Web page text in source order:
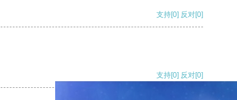
支持[0] 反对[0]
支持[0] 反对[0]